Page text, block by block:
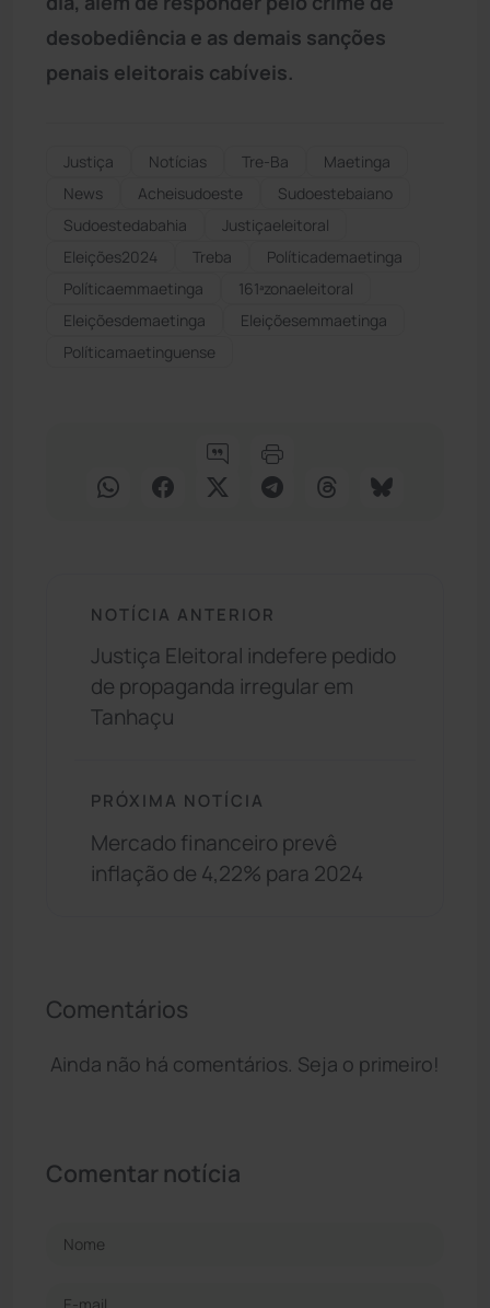
desobediência e as demais sanções
penais eleitorais cabíveis.
Justiça Notícias Tre-Ba
Maetinga
News
Acheisudoeste
Sudoestebaiano
Sudoestedabahia
Justiçaeleitoral
Eleições2024
Treba
Políticademaetinga
Políticaemmaetinga
161ªzonaeleitoral
Eleiçõesdemaetinga
Eleiçõesemmaetinga
Políticamaetinguense
NOTÍCIA ANTERIOR
Justiça Eleitoral indefere pedido
de propaganda irregular em
Tanhaçu
PRÓXIMA NOTÍCIA
Mercado financeiro prevê
inflação de 4,22% para 2024
Comentários
Ainda não há comentários. Seja o primeiro!
Comentar notícia